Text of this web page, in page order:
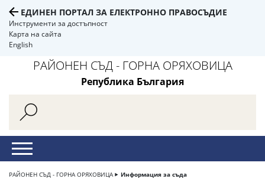
ЕДИНЕН ПОРТАЛ ЗА ЕЛЕКТРОННО ПРАВОСЪДИЕ
Инструменти за достъпност
Карта на сайта
English
РАЙОНЕН СЪД - ГОРНА ОРЯХОВИЦА
Република България
РАЙОНЕН СЪД - ГОРНА ОРЯХОВИЦА Информация за съда